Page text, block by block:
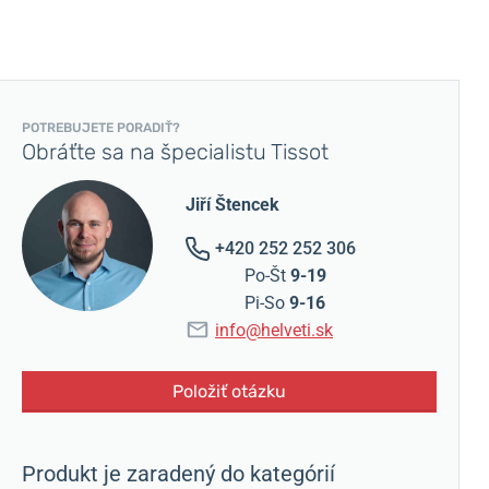
POTREBUJETE PORADIŤ?
Obráťte sa na špecialistu Tissot
Jiří Štencek
+420 252 252 306
Po-Št 9-19
Pi-So 9-16
info@helveti.sk
Položiť otázku
Produkt je zaradený do kategórií